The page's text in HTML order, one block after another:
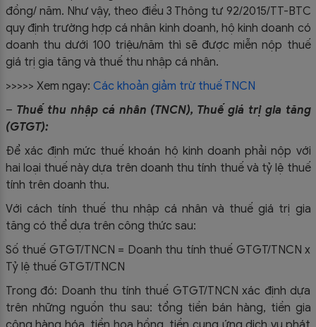
đồng/ năm. Như vậy, theo điều 3 Thông tư 92/2015/TT-BTC
quy định trường hợp cá nhân kinh doanh, hộ kinh doanh có
doanh thu dưới 100 triệu/năm thì sẽ được miễn nộp thuế
giá trị gia tăng và thuế thu nhập cá nhân.
>>>>> Xem ngay: Các khoản giảm trừ thuế TNCN
– Thuế thu nhập cá nhân (TNCN), Thuế giá trị gia tăng
(GTGT):
Để xác định mức thuế khoán hộ kinh doanh phải nộp với
hai loại thuế này dựa trên doanh thu tính thuế và tỷ lệ thuế
tính trên doanh thu.
Với cách tính thuế thu nhập cá nhân và thuế giá trị gia
tăng có thể dựa trên công thức sau:
Số thuế GTGT/TNCN = Doanh thu tính thuế GTGT/TNCN x
Tỷ lệ thuế GTGT/TNCN
Trong đó: Doanh thu tính thuế GTGT/TNCN xác định dựa
trên những nguồn thu sau: tổng tiền bán hàng, tiền gia